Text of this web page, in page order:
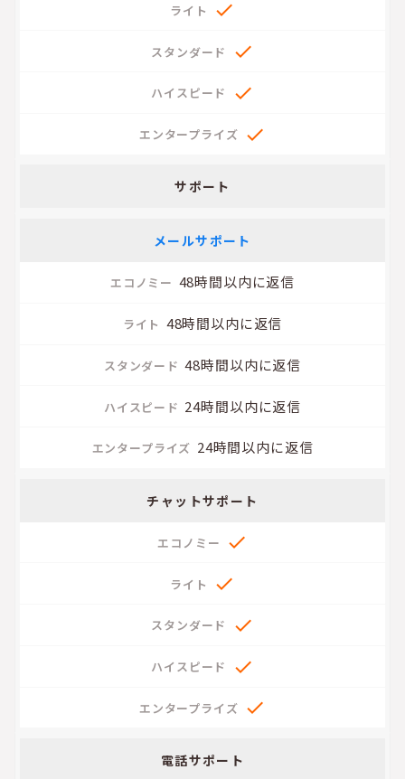




サポート
メールサポート
48時間以内に返信
48時間以内に返信
48時間以内に返信
24時間以内に返信
24時間以内に返信
チャットサポート





電話サポート